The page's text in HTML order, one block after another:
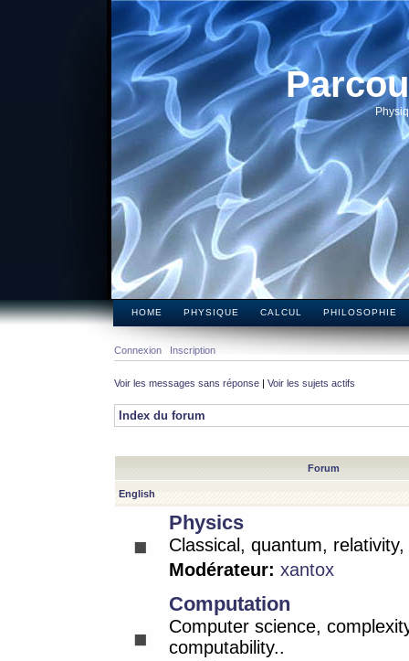
HOME PHYSIQUE CALCUL PHILOSOPHIE
Connexion Inscription
Voir les messages sans réponse | Voir les sujets actifs
Index du forum
Forum
English
Physics
Classical, quantum,
Modérateur: xantox
Computation
Computer science,
computability..